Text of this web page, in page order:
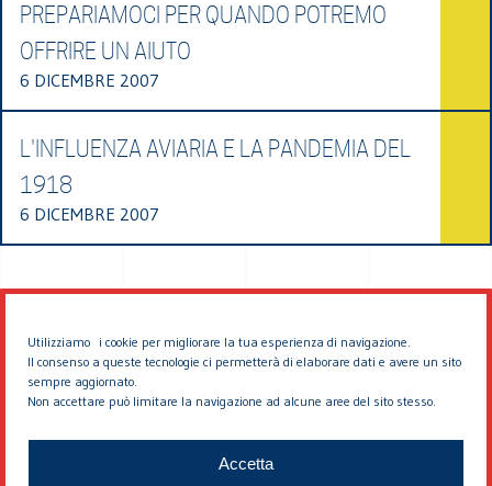
Utilizziamo i cookie per migliorare la tua esperienza di navigazione.
Il consenso a queste tecnologie ci permetterà di elaborare dati e avere un sito
sempre aggiornato.
Non accettare può limitare la navigazione ad alcune aree del sito stesso.
Accetta
PREPARIAMOCI PER QUANDO POTREMO
OFFRIRE UN AIUTO
6 DICEMBRE 2007
L'INFLUENZA AVIARIA E LA PANDEMIA DEL
1918
6 DICEMBRE 2007
© 2026 EDDYBURG